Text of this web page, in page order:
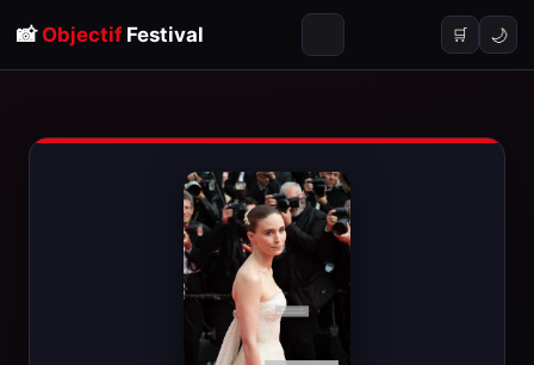
📸 ObjectifFestival 🛒 🌙